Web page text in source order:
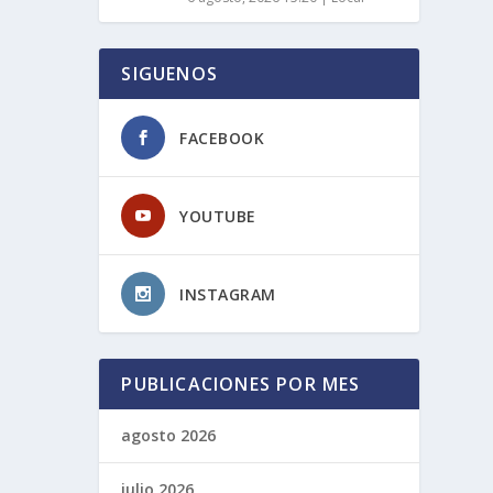
SIGUENOS
FACEBOOK
YOUTUBE
INSTAGRAM
PUBLICACIONES POR MES
agosto 2026